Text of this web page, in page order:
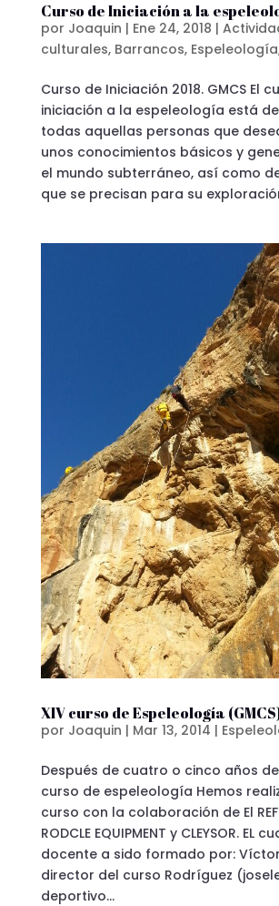
Curso de Iniciación a la
por Joaquin | Ene 24, 2018 |
culturales, Barrancos, Espeleología
Curso de Iniciación 2018. GMCS El
iniciación a la espeleología está
todas aquellas personas que
unos conocimientos básicos y
el mundo subterráneo, así como
que se precisan para su
XIV curso de Espeleología
por Joaquin | Mar 13, 2014 |
Después de cuatro o cinco años
curso de espeleología Hemos
curso con la colaboración de El
RODCLE EQUIPMENT y CLEYSOR. EL
docente a sido formado por:
director del curso Rodríguez
deportivo...